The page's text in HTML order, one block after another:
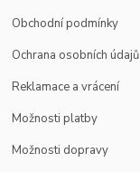
Obchodní podmínky
Ochrana osobních údajů
Reklamace a vrácení
Možnosti platby
Možnosti dopravy